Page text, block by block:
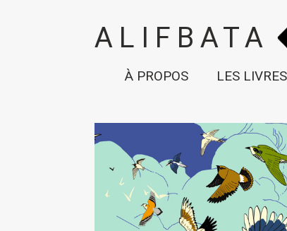
ALIFBATA
À PROPOS LES LIVRES